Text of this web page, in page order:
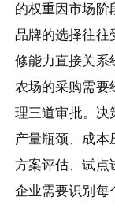
的权重因市场阶
品牌的选择往往
修能力直接关系
农场的采购需要
理三道审批。
产量瓶颈、成本
方案评估、试点
企业需要识别每